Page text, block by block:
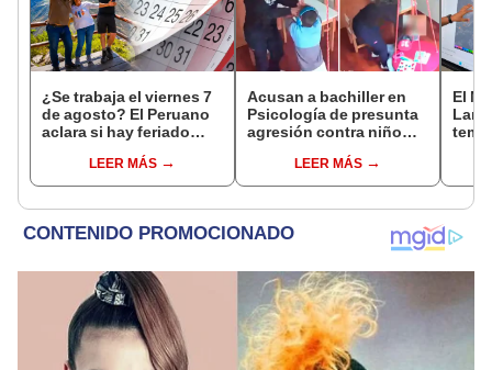
¿Se trabaja el viernes 7
de agosto? El Peruano
aclara si hay feriado
del 6 de agosto
LEER MÁS
Acusan a bachiller en
Psicología de presunta
agresión contra niño
cámaras captan el
hecho
LEER MÁS
El
palta